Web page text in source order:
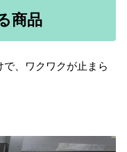
商品
、ワクワクが止まら